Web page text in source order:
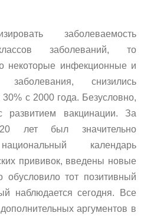
заболеваемость
заболеваний, то
некоторые инфекционные и
заболевания, снизились
с 2000 года. Безусловно,
развитием вакцинации. За
лет был значительно
календарь
прививок, введены новые
обусловило тот позитивный
наблюдается сегодня. Все
аргументов в